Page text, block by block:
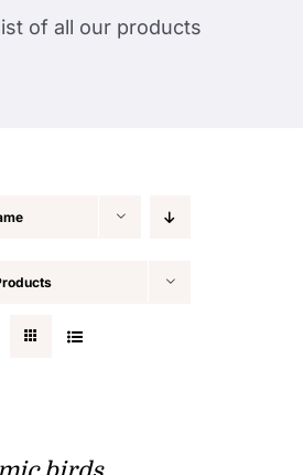
of all our products